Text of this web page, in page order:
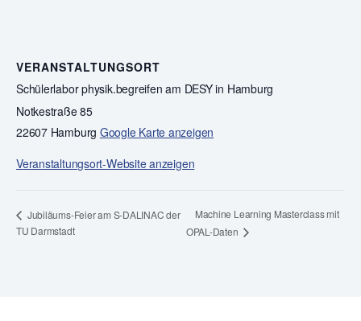
VERANSTALTUNGSORT
Schülerlabor physik.begreifen am DESY in Hamburg
Notkestraße 85
22607 Hamburg Google Karte anzeigen
Veranstaltungsort-Website anzeigen
Jubiläums-Feier am S-DALINAC der
TU Darmstadt
Machine Learning Masterclass mit
OPAL-Daten